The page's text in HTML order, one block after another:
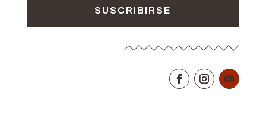
SUSCRIBIRSE